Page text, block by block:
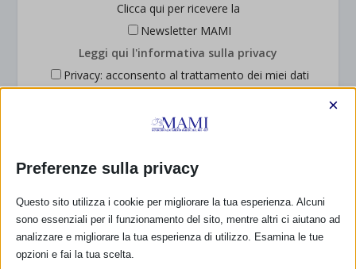
Clicca qui per ricevere la
Newsletter MAMI
Leggi qui l'informativa sulla privacy
Privacy: acconsento al trattamento dei miei dati
DONA E ASSOCIATI CON PAYPAL!
Preferenze sulla privacy
×
Questo sito utilizza i cookie per migliorare la tua esperienza. Alcuni
sono essenziali per il funzionamento del sito, mentre altri ci aiutano ad
analizzare e migliorare la tua esperienza di utilizzo. Esamina le tue
opzioni e fai la tua scelta.